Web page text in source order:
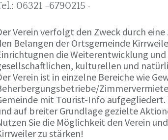
06321 -6790215 ·
Verein verfolgt den Zweck durch
Belangen der Ortsgemeinde
die Weiterentwicklung
kulturellen und
Verein ist in einzelne Bereiche wie
mit Tourist-Info
auf breiter Grundlage gezielte
Sie die Möglichkeit den Verein
zu stärken!